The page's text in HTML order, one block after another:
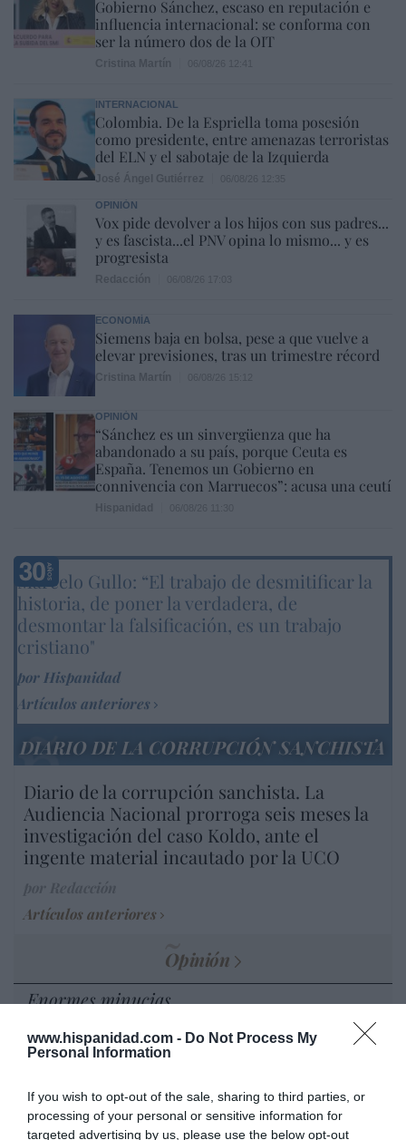
www.hispanidad.com - Do Not Process My
Personal Information
If you wish to opt-out of the sale, sharing to third parties, or
processing of your personal or sensitive information for
targeted advertising by us, please use the below opt-out
Gobierno Sánchez, escaso en reputación e
influencia internacional: se conforma con
ser la número dos de la OIT
INTERNACIONAL
Colombia. De la Espriella toma posesión
como presidente, entre amenazas terroristas
del ELN y el sabotaje de la Izquierda
OPINIÓN
Vox pide devolver a los hijos con sus padres...
y es fascista...el PNV opina lo mismo... y es
progresista
ECONOMÍA
Siemens baja en bolsa, pese a que vuelve a
elevar previsiones, tras un trimestre récord
OPINIÓN
“Sánchez es un sinvergüenza que ha
abandonado a su país, porque Ceuta es
España. Tenemos un Gobierno en
connivencia con Marruecos”: acusa una ceutí
Marcelo Gullo: “El trabajo de desmitificar la
historia, de poner la verdadera, de
desmontar la falsificación, es un trabajo
cristiano"
por Hispanidad
Artículos anteriores
DIARIO DE LA CORRUPCIÓN SANCHISTA
Diario de la corrupción sanchista. La
Audiencia Nacional prorroga seis meses la
investigación del caso Koldo, ante el
ingente material incautado por la UCO
Artículos anteriores
Opinión
Enormes minucias